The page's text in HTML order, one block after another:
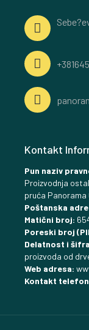
Kontakt
Pun naziv
Proizvodnja
pruća Panorama
Poštanska
Matični broj:
Poreski broj
Delatnost i
proizvoda od
Web adresa:
Kontakt